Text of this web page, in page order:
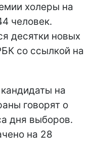
холеры на
человек.
десятки новых
со ссылкой на
на
говорят о
дня выборов.
на 28